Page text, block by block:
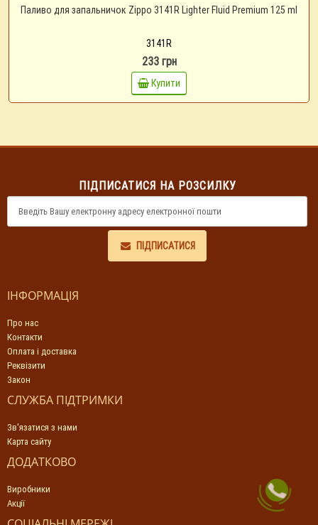
Паливо для запальничок Zippo 3141R Lighter Fluid Premium 125 ml
3141R
233 грн
Купити
ПІДПИСАТИСЯ НА РОЗСИЛКУ
ПІДПИСАТИСЯ
ІНФОРМАЦІЯ
Про нас
Контакти
Оплата і доставка
Реквізити
Закон
СЛУЖБА ПІДТРИМКИ
Зв'язатися з нами
Карта сайту
ДОДАТКОВО
Виробники
Акції